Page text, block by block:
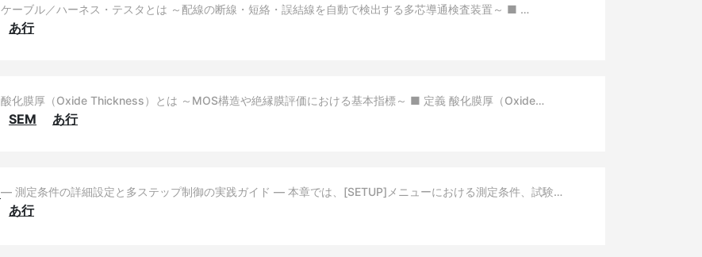
ケーブル／ハーネス・テスタとは ～配線の断線・短絡・誤結線を自動で検出する多芯導通検査装置～ ■ …
あ行
酸化膜厚（Oxide Thickness）とは ～MOS構造や絶縁膜評価における基本指標～ ■ 定義 酸化膜厚（Oxide…
SEM あ行
― 測定条件の詳細設定と多ステップ制御の実践ガイド ― 本章では、[SETUP]メニューにおける測定条件、試験…
あ行